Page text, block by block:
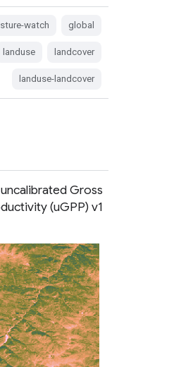
global
watch
landcover
landuse
landuse-landcover
Gross
(uGPP) v1